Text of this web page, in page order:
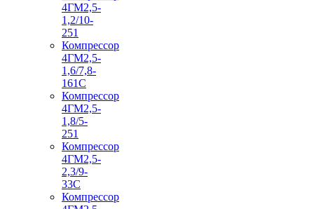
4ГМ2,5-
1,2/10-
251
Компрессор
4ГМ2,5-
1,6/7,8-
161С
Компрессор
4ГМ2,5-
1,8/5-
251
Компрессор
4ГМ2,5-
2,3/9-
33С
Компрессор